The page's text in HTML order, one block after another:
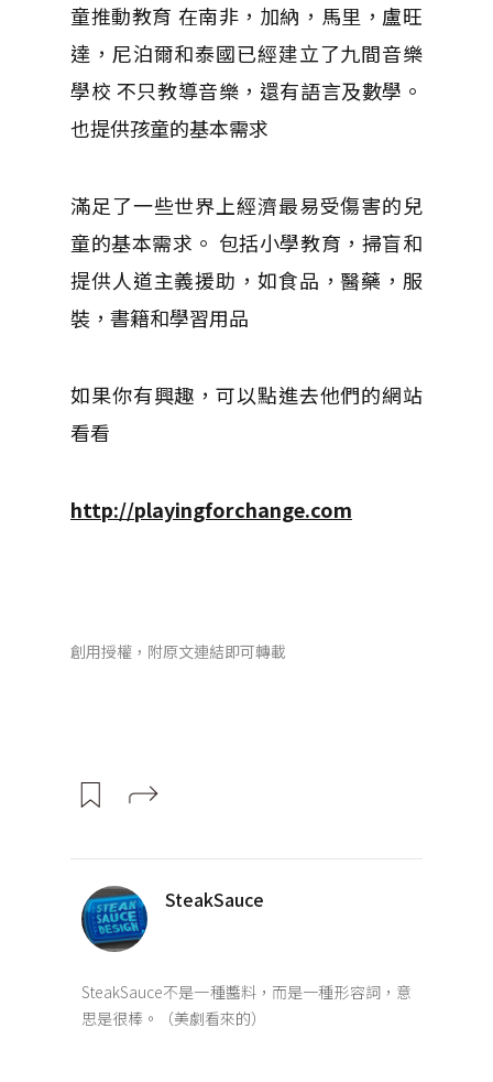
童推動教育 在南非 ， 加納 ， 馬里 ， 盧旺
達 ， 尼泊爾和泰國已經建立了九間音樂
學校 不只教導音樂，還有語言及數學。
也提供孩童的基本需求
滿足了一些世界上經濟最易受傷害的兒
童的基本需求。 包括小學教育，掃盲和
提供人道主義援助，如食品，醫藥，服
裝，書籍和學習用品
如果你有興趣，可以點進去他們的網站
看看
http://playingforchange.com
創用授權，附原文連結即可轉載
SteakSauce
SteakSauce不是一種醬料，而是一種形容詞，意
思是很棒。（美劇看來的）